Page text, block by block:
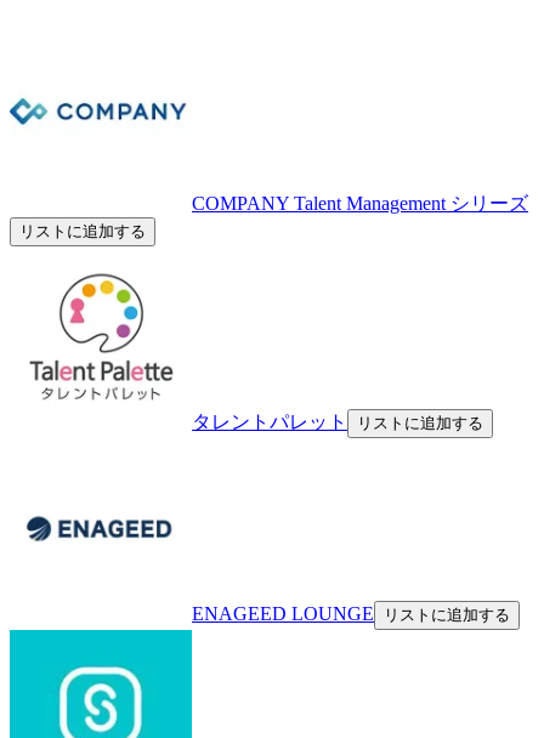
COMPANY Talent Management シリーズ
リストに追加する
タレントパレット リストに追加する
ENAGEED LOUNGE リストに追加する